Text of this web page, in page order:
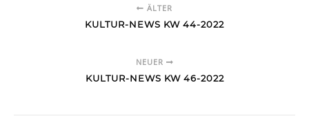
ÄLTER
KULTUR-NEWS KW 44-2022
NEUER
KULTUR-NEWS KW 46-2022